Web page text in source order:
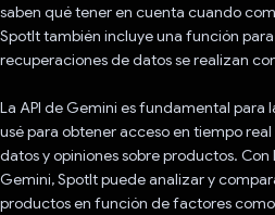
saben qué tener en cuenta cuando
SpotIt también incluye una función
recuperaciones de datos se realizan
La API de Gemini es fundamental para
usé para obtener acceso en tiempo
datos y opiniones sobre productos.
Gemini, SpotIt puede analizar y
productos en función de factores